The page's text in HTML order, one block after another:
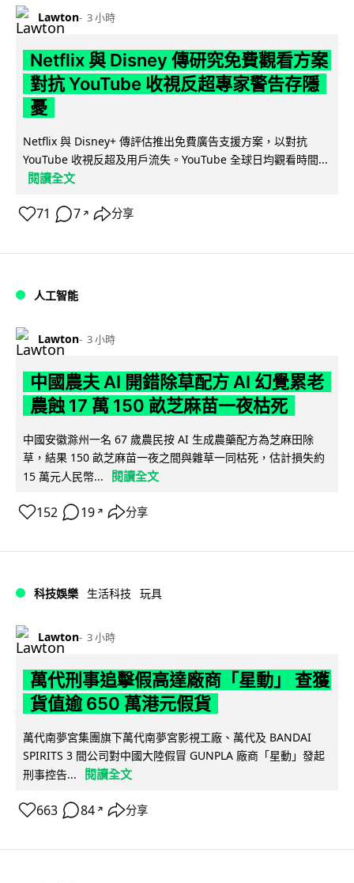
Lawton 3 小時
Netflix 與 Disney 傳研究免費觀看方案
對抗 YouTube 收視反超專家警告存隱
憂
Netflix 與 Disney+ 傳評估推出免費廣告支援方案，以對抗
YouTube 收視反超及用戶流失。YouTube 全球日均觀看時間...
閱讀全文
71 7 ↗ 分享
人工智能
Lawton 3 小時
中國農夫 AI 開錯除草配方 AI 幻覺累老
農蝕 17 萬 150 畝芝麻苗一夜枯死
中國安徽滁州一名 67 歲農民按 AI 生成農藥配方為芝麻田除
草，結果 150 畝芝麻苗一夜之間與雜草一同枯死，估計損失約
15 萬元人民幣...
閱讀全文
152 19 ↗ 分享
科技娛樂 生活科技 玩具
Lawton 3 小時
萬代刑事追擊假高達廠商「星動」 查獲
貨值逾 650 萬港元假貨
萬代南夢宮集團旗下萬代南夢宮影視工廠、萬代及 BANDAI
SPIRITS 3 間公司對中國大陸假冒 GUNPLA 廠商「星動」發起
刑事控告...
閱讀全文
663 84 ↗ 分享